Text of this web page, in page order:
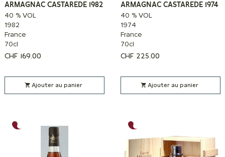
ARMAGNAC CASTAREDE 1982
40 % VOL
1982
France
70cl
CHF 169.00
Ajouter au panier
ARMAGNAC CASTAREDE 1974
40 % VOL
1974
France
70cl
CHF 225.00
Ajouter au panier